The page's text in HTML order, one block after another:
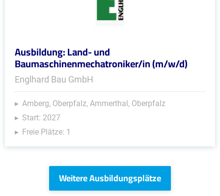
Ausbildung: Land- und
Baumaschinenmechatroniker/in (m/w/d)
Englhard Bau GmbH
Amberg, Oberpfalz, Ammerthal, Oberpfalz
Start: 2027
Freie Plätze: 1
Weitere Ausbildungsplätze